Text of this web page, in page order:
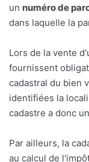
un numéro de
dans laquelle la
Lors de la vente
fournissent
cadastral du bien
identifiées la
cadastre a donc
Par ailleurs, la
au calcul de